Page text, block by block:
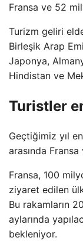
Fransa ve 52
Turizm geliri
Birleşik Arap
Japonya,
Hindistan ve
Turistler
Geçtiğimiz yıl
arasında
Fransa, 100
ziyaret edilen
Bu rakamların
aylarında
bekleniyor.